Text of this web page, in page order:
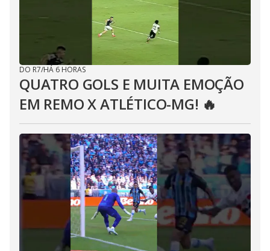
DO R7/HÁ 6 HORAS
QUATRO GOLS E MUITA EMOÇÃO
EM REMO X ATLÉTICO-MG! 🔥